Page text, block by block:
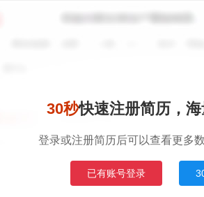
30秒快速注册简历，海
登录或注册简历后可以查看更多
已有账号登录